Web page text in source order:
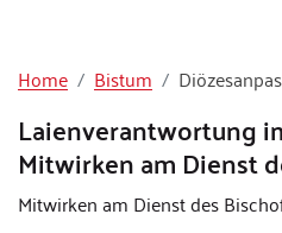
Home Bistum
Laienverantwortung
Mitwirken am Dienst
Mitwirken am Dienst des